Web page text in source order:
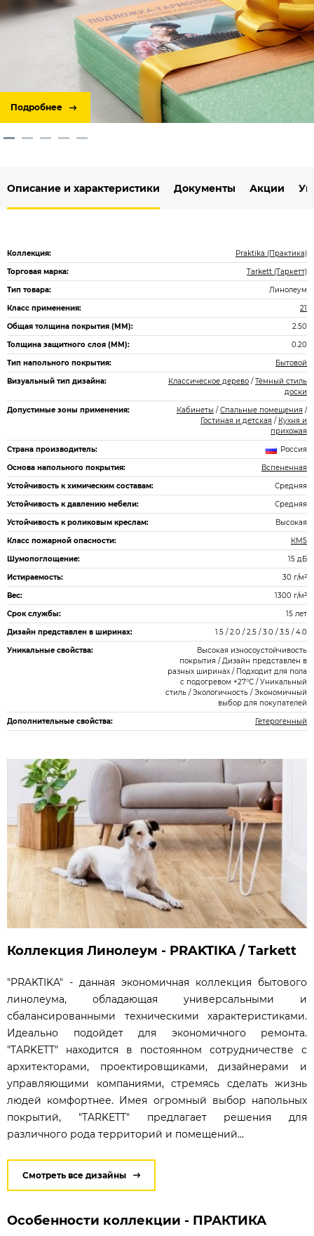
Подробнее
Описание и характеристики Документы Акции
Коллекция:
Praktika (Практика)
Торговая марка:
Tarkett (Таркетт)
Тип товара:
Линолеум
Класс применения:
21
Общая толщина покрытия (ММ):
2.50
Толщина защитного слоя (ММ):
0.20
Тип напольного покрытия:
Бытовой
Визуальный тип дизайна:
Классическое дерево / Тёмный стиль
доски
Допустимые зоны применения:
Кабинеты / Спальные помещения /
Гостиная и детская / Кухня и
прихожая
Страна производитель:
Россия
Основа напольного покрытия:
Вспененная
Устойчивость к химическим составам:
Средняя
Устойчивость к давлению мебели:
Средняя
Устойчивость к роликовым креслам:
Высокая
Класс пожарной опасности:
КМ5
Шумопоглощение:
15 дБ
Истираемость:
30 г/м²
Вес:
1300 г/м²
Срок службы:
15 лет
Дизайн представлен в ширинах:
1.5 / 2.0 / 2.5 / 3.0 / 3.5 / 4.0
Уникальные свойства:
Высокая износоустойчивость
покрытия / Дизайн представлен в
разных ширинах / Подходит для пола
с подогревом +27°С / Уникальный
стиль / Экологичность / Экономичный
выбор для покупателей
Дополнительные свойства:
Гетерогенный
Коллекция Линолеум - PRAKTIKA / Tarkett
"PRAKTIKA" - данная экономичная коллекция бытового
линолеума, обладающая универсальными и
сбалансированными техническими характеристиками.
Идеально подойдет для экономичного ремонта.
"TARKETT" находится в постоянном сотрудничестве с
архитекторами, проектировщиками, дизайнерами и
управляющими компаниями, стремясь сделать жизнь
людей комфортнее. Имея огромный выбор напольных
покрытий, "TARKETT" предлагает решения для
различного рода территорий и помещений...
Смотреть все дизайны
Особенности коллекции - ПРАКТИКА